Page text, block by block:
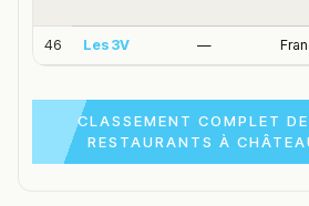
46 Les 3V —
CLASSEMENT COMPLET
RESTAURANTS À